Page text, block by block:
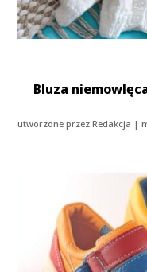
Bluza
utworzone przezRedakcja |